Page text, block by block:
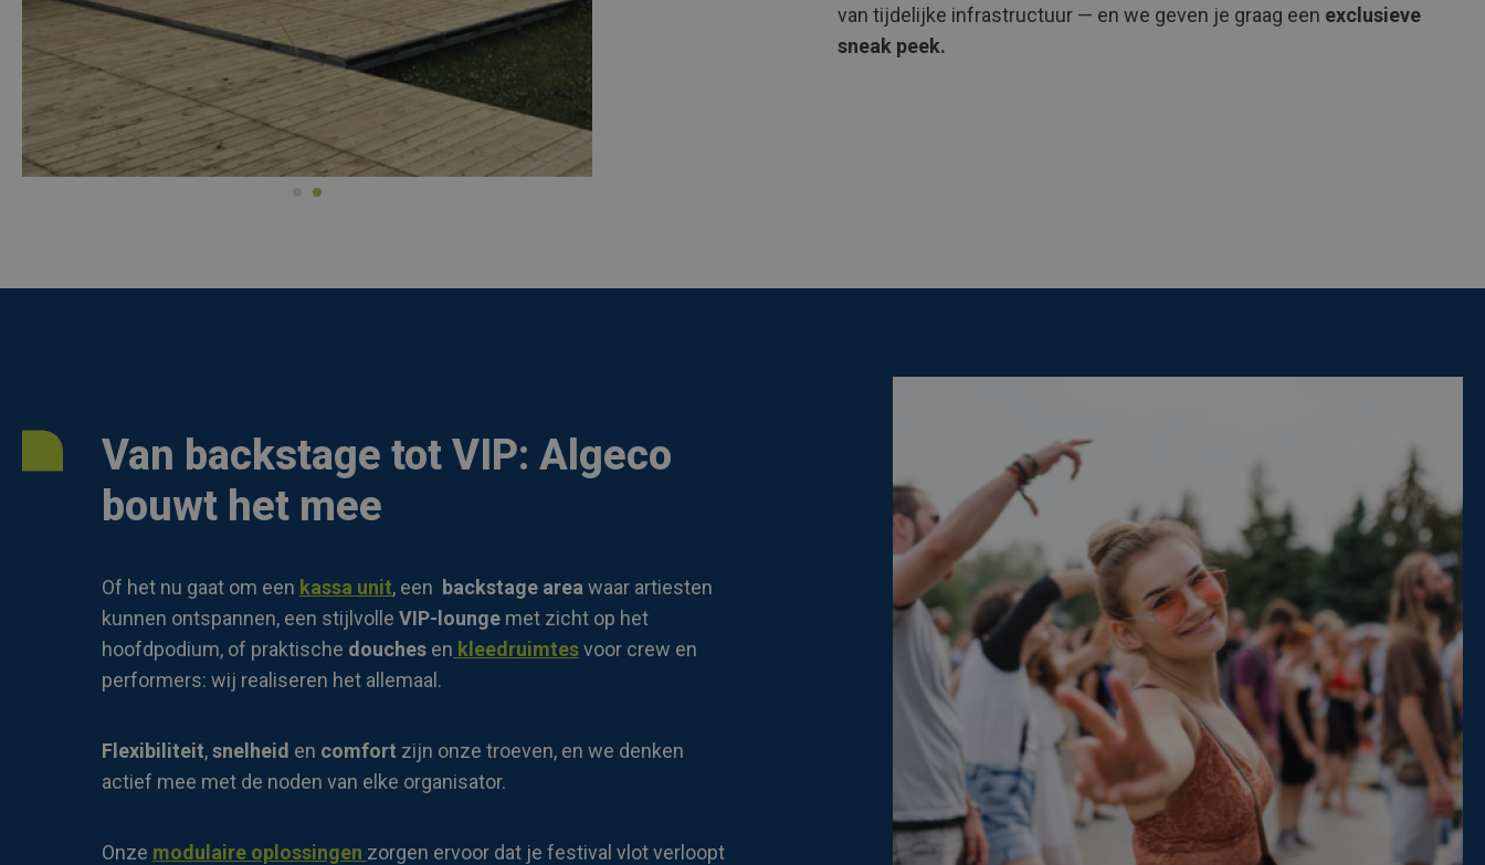
van tijdelijke infrastructuur — en we geven je graag een exclusieve
sneak peek.
Van backstage tot VIP: Algeco
bouwt het mee
Of het nu gaat om een kassa unit, een backstage area waar artiesten
kunnen ontspannen, een stijlvolle VIP-lounge met zicht op het
hoofdpodium, of praktische douches en kleedruimtesvoor crew en
performers: wij realiseren het allemaal.
Flexibiliteit,snelheid en comfort zijn onze troeven, en we denken
actief mee met de noden van elke organisator.
Onze modulaire oplossingen zorgen ervoor dat je festival vlot verloopt